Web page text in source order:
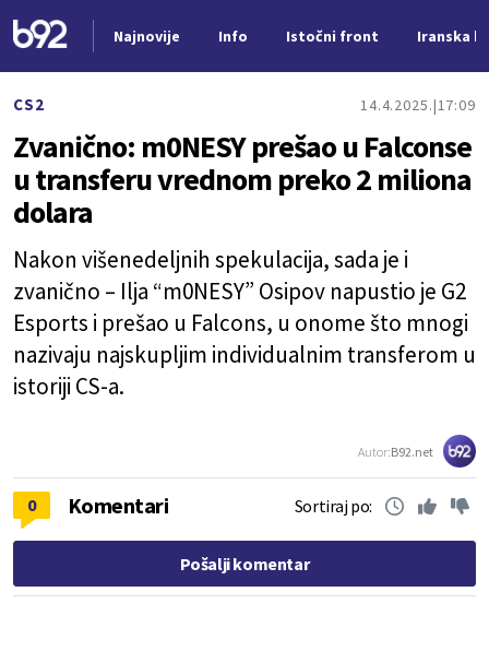
Najnovije Info Istočni front Iranska
CS2 14.4.2025. 17:09
Zvanično: m0NESY prešao u Falconse
u transferu vrednom preko 2 miliona
dolara
Nakon višenedeljnih spekulacija, sada je i
zvanično – Ilja “m0NESY” Osipov napustio je G2
Esports i prešao u Falcons, u onome što mnogi
nazivaju najskupljim individualnim transferom u
istoriji CS-a.
Autor:B92.net
0 Komentari Sortiraj po:
Pošalji komentar